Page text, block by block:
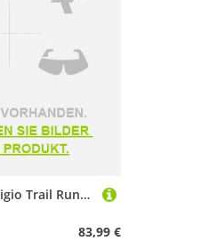
La Sportiva Prodigio Trail Running Shoes Rot EU 39 1/2 Frau
83,99 €